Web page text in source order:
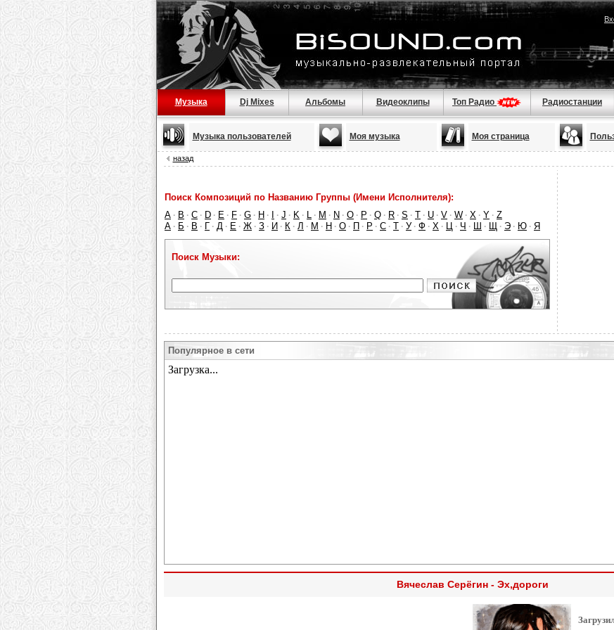
Музыка Dj Mixes Альбомы Видеоклипы Топ Радио Радиостанции
Музыка пользователей Моя музыка Моя страница
назад
Поиск Композиций по Названию Группы (Имени Исполнителя):
A · B · C · D · E · F · G · H · · J · K · L · M · N · O · P · Q · R · S · T · U · V · W · X · Y · Z
А · Б · В · Г · Д · Е · Ж · З · И · К · Л · М · Н · О · П · Р · С · Т · У · Ф · Х · Ц · Ч · Ш · Щ · Э · Ю · Я
Поиск Музыки:
Популярное в сети
Вячеслав Серёгин - Эх,дороги